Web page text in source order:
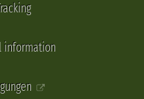
information